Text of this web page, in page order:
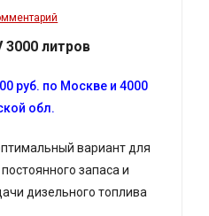
литров
руб. по Москве и 4000
обл.
вариант для
запаса и
дизельного топлива